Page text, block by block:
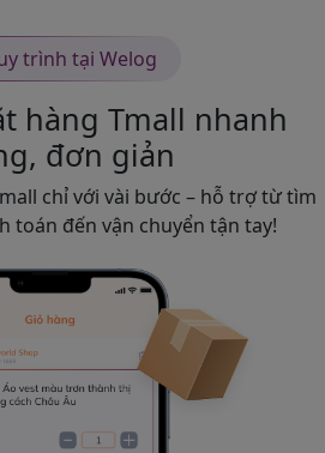
trình tại Welog
hàng Tmall nhanh
đơn giản
chỉ với vài bước – hỗ trợ từ tìm
toán đến vận chuyển tận tay!